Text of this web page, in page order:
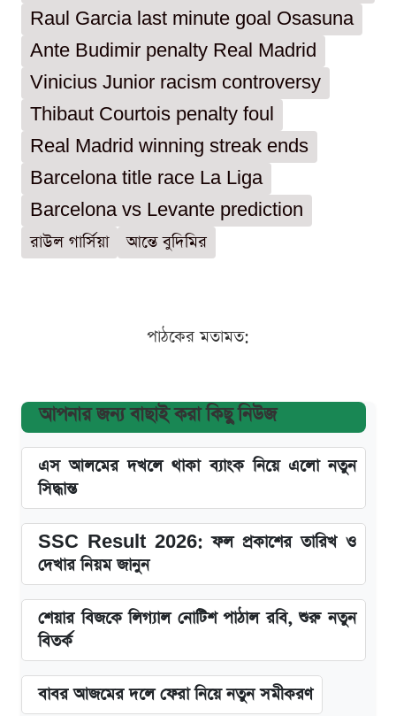
Raul Garcia last minute goal Osasuna
Ante Budimir penalty Real Madrid
Vinicius Junior racism controversy
Thibaut Courtois penalty foul
Real Madrid winning streak ends
Barcelona title race La Liga
Barcelona vs Levante prediction
রাউল গার্সিয়া
আন্তে বুদিমির
পাঠকের মতামত:
আপনার জন্য বাছাই করা কিছু নিউজ
এস আলমের দখলে থাকা ব্যাংক নিয়ে এলো নতুন
সিদ্ধান্ত
SSC Result 2026: ফল প্রকাশের তারিখ ও
দেখার নিয়ম জানুন
শেয়ার বিজকে লিগ্যাল নোটিশ পাঠাল রবি, শুরু নতুন
বিতর্ক
বাবর আজমের দলে ফেরা নিয়ে নতুন সমীকরণ